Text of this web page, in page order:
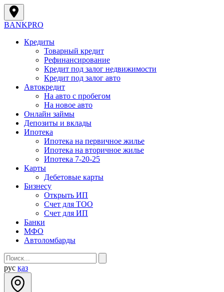
BANKPRO
Кредиты
Товарный кредит
Рефинансирование
Кредит под залог недвижимости
Кредит под залог авто
Автокредит
На авто с пробегом
На новое авто
Онлайн займы
Депозиты и вклады
Ипотека
Ипотека на первичное жилье
Ипотека на вторичное жилье
Ипотека 7-20-25
Карты
Дебетовые карты
Бизнесу
Открыть ИП
Cчет для ТОО
Счет для ИП
Банки
МФО
Автоломбарды
рус қаз